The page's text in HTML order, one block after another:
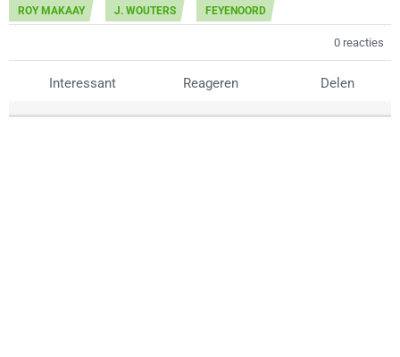
ROY MAKAAY J. WOUTERS FEYENOORD
0 reacties
Interessant Reageren Delen